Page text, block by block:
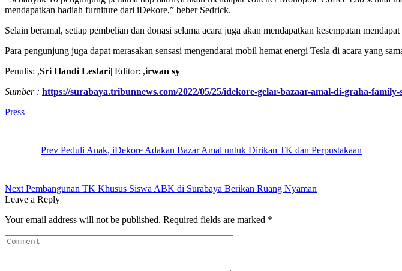
mendapatkan hadiah furniture dari iDekore,” beber Sedrick.
Selain beramal, setiap pembelian dan donasi selama acara juga akan mendapatkan kesempatan
Para pengunjung juga dapat merasakan sensasi mengendarai mobil hemat energi Tesla di acara yang
Penulis: ,Sri Handi Lestari| Editor: ,irwan sy
Sumber : https://surabaya.tribunnews.com/2022/05/25/idekore-gelar-bazaar-amal-di-graha-
Tag:
Press
Prev Peduli Anak, iDekore Adakan Bazar Amal untuk Dirikan TK dan Perpustakaan
Next Pembangunan TK Khusus Siswa ABK di Surabaya Berikan Ruang Nyaman
Leave a Reply
Your email address will not be published. Required fields are marked *